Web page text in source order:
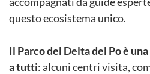
questo ecosistema unico.
Il Parco del Delta del Po è
a tutti: alcuni centri visita,